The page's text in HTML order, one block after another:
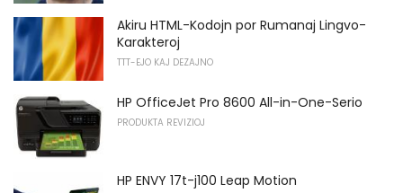
Akiru HTML-Kodojn por Rumanaj Lingvo-
Karakteroj
TTT-EJO KAJ DEZAJNO
HP OfficeJet Pro 8600 All-in-One-Serio
PRODUKTA REVIZIOJ
HP ENVY 17t-j100 Leap Motion